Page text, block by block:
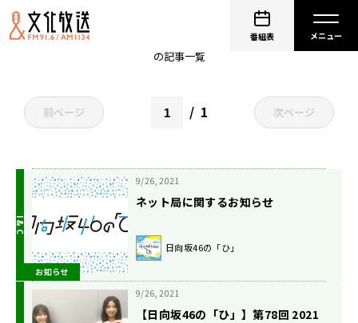
番組表
の記事一覧
前ページ 1 次ページ
お知らせ
9/26, 2021
ネット局に関するお知らせ
日向坂46の「ひ」
9/26, 2021
【日向坂46の「ひ」】第78回 2021